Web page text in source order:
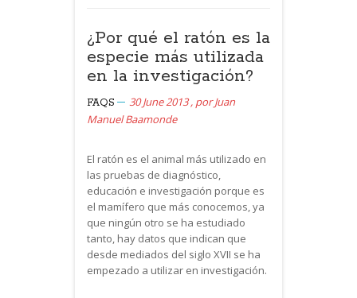
¿Por qué el ratón es la
especie más utilizada
en la investigación?
FAQS 30 June 2013 , porJuan
Manuel Baamonde
El ratón es el animal más utilizado en
las pruebas de diagnóstico,
educación e investigación porque es
el mamífero que más conocemos, ya
que ningún otro se ha estudiado
tanto, hay datos que indican que
desde mediados del siglo XVII se ha
empezado a utilizar en investigación.